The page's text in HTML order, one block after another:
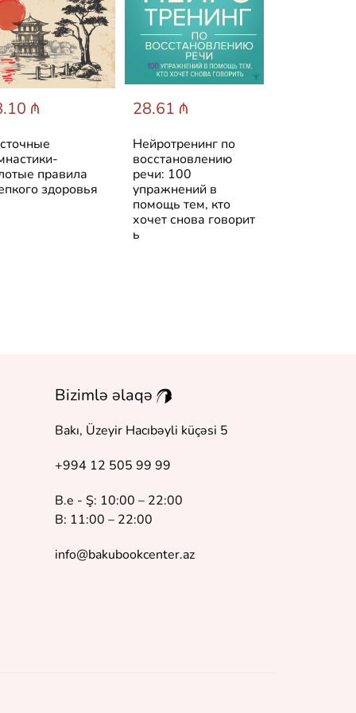
₼
правила
здоровья
28.61 ₼
Нейротренинг по
восстановлению
речи: 100
упражнений в
помощь тем, кто
хочет снова говорит
ь
Bizimlə əlaqə
Bakı, Üzeyir Hacıbəyli küçəsi 5
+994 12 505 99 99
B.e - Ş: 10:00 – 22:00
B: 11:00 – 22:00
info@bakubookcenter.az